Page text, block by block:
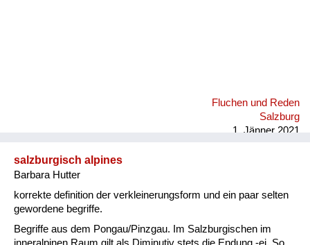
Fluchen und Reden
Salzburg
1. Jänner 2021
salzburgisch alpines
Barbara Hutter
korrekte definition der verkleinerungsform und ein paar selten
gewordene begriffe.
Begriffe aus dem Pongau/Pinzgau. Im Salzburgischen im
inneralpinen Raum gilt als Diminutiv stets die Endung -ei. So